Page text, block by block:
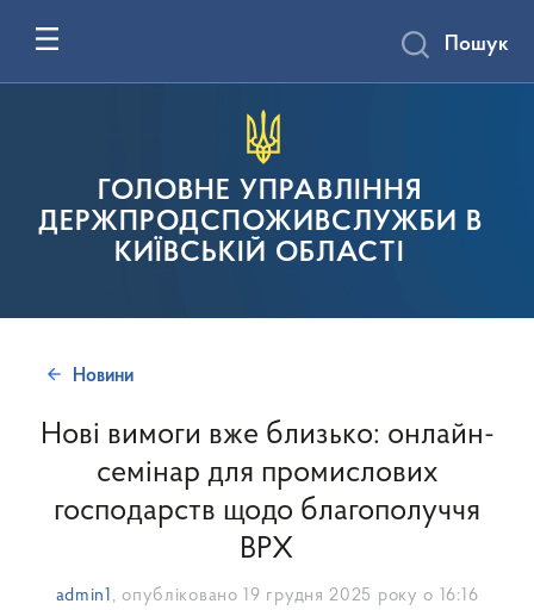
ГОЛОВНЕ УПРАВЛІННЯ
ДЕРЖПРОДСПОЖИВСЛУЖБИ В
КИЇВСЬКІЙ ОБЛАСТІ
Пошук
Новини
Нові вимоги вже близько: онлайн-
семінар для промислових
господарств щодо благополуччя
ВРХ
admin1 , опубліковано 19 грудня 2025 року о 16:16